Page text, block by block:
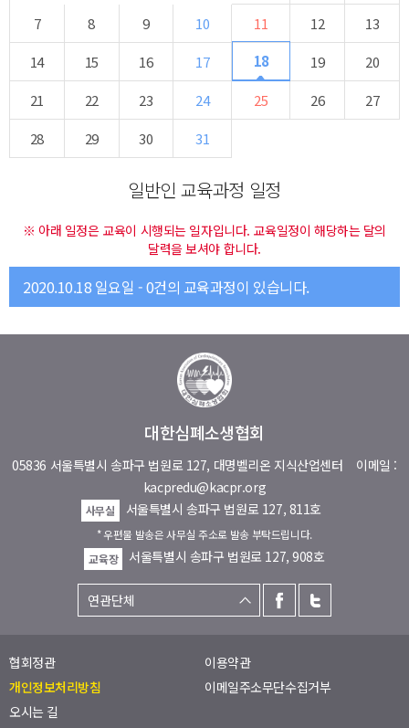
7
8 9 10 11 12
13
14
15 16 17 18 19
20
21
22 23 24 25 26
27
28
29 30 31
일반인 교육과정 일정
※ 아래 일정은 교육이 시행되는 일자입니다. 교육일정이 해당하는 달의
달력을 보셔야 합니다.
2020.10.18 일요일 - 0건의 교육과정이 있습니다.
대한심폐소생협회
05836 서울특별시 송파구 법원로 127, 대명벨리온 지식산업센터 이메일 :
kacpredu@kacpr.org
사무실 서울특별시 송파구 법원로 127, 811호
* 우편물 발송은 사무실 주소로 발송 부탁드립니다.
교육장
서울특별시 송파구 법원로 127, 908호
협회정관
이용약관
개인정보처리방침
이메일주소무단수집거부
오시는 길